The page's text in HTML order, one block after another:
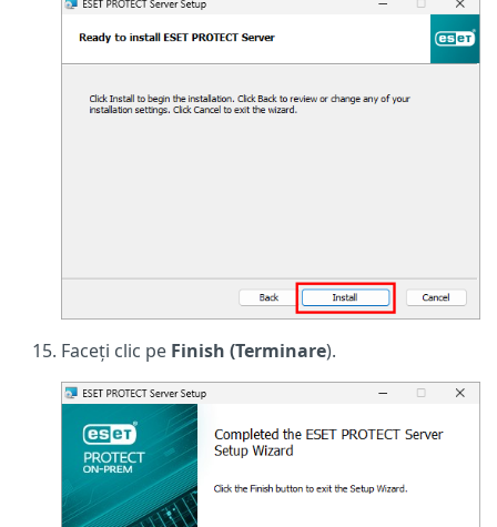
Faceți clic pe Finish (Terminare).